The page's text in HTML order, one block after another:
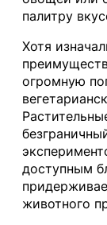
палитру
Хотя
огромную
доступным
животного